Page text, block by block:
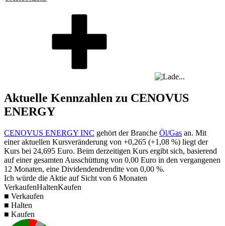
Aktuelle Kennzahlen zu CENOVUS
ENERGY
CENOVUS ENERGY INC gehört der Branche Öl/Gas an. Mit
einer aktuellen Kursveränderung von +0,265 (+1,08 %) liegt der
Kurs bei 24,695 Euro. Beim derzeitigen Kurs ergibt sich, basierend
auf einer gesamten Ausschüttung von 0,00 Euro in den vergangenen
12 Monaten, eine Dividendendrendite von 0,00 %.
Ich würde die Aktie auf Sicht von 6 Monaten
VerkaufenHaltenKaufen
■ Verkaufen
■ Halten
■ Kaufen